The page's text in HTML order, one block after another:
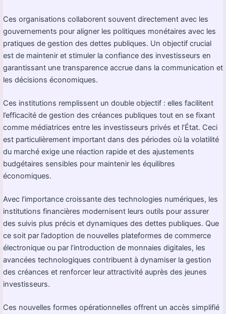
Ces organisations collaborent souvent directement avec les
gouvernements pour aligner les politiques monétaires avec les
pratiques de gestion des dettes publiques. Un objectif crucial
est de maintenir et stimuler la confiance des investisseurs en
garantissant une transparence accrue dans la communication et
les décisions économiques.
Ces institutions remplissent un double objectif : elles facilitent
l’efficacité de gestion des créances publiques tout en se fixant
comme médiatrices entre les investisseurs privés et l’État. Ceci
est particulièrement important dans des périodes où la volatilité
du marché exige une réaction rapide et des ajustements
budgétaires sensibles pour maintenir les équilibres
économiques.
Avec l’importance croissante des technologies numériques, les
institutions financières modernisent leurs outils pour assurer
des suivis plus précis et dynamiques des dettes publiques. Que
ce soit par l’adoption de nouvelles plateformes de commerce
électronique ou par l’introduction de monnaies digitales, les
avancées technologiques contribuent à dynamiser la gestion
des créances et renforcer leur attractivité auprès des jeunes
investisseurs.
Ces nouvelles formes opérationnelles offrent un accès simplifié